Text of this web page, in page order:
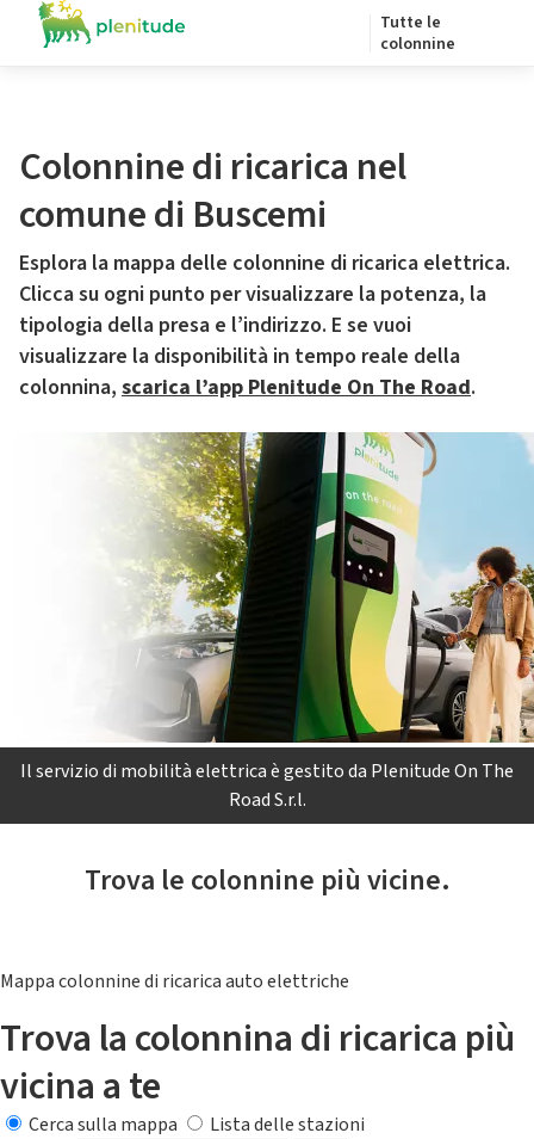
Tutte le
colonnine
Colonnine di ricarica nel
comune di Buscemi
Esplora la mappa delle colonnine di ricarica elettrica.
Clicca su ogni punto per visualizzare la potenza, la
tipologia della presa e l’indirizzo. E se vuoi
visualizzare la disponibilità in tempo reale della
colonnina, scarica l’app Plenitude On The Road.
Il servizio di mobilità elettrica è gestito da Plenitude On The
Road S.r.l.
Trova le colonnine più vicine.
Mappa colonnine di ricarica auto elettriche
Trova la colonnina di ricarica più
vicina a te
Cerca sulla mappa
Lista delle stazioni